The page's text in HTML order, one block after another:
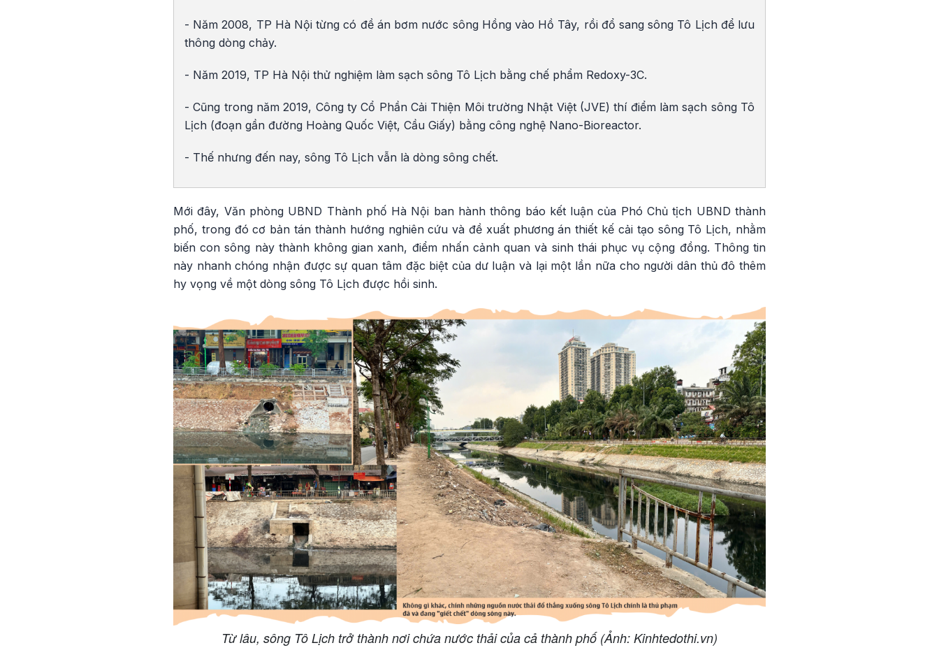
- Năm 2008, TP Hà Nội từng có đề án bơm nước sông Hồng vào Hồ Tây, rồi đổ sang sông Tô Lịch để lưu
thông dòng chảy.
- Năm 2019, TP Hà Nội thử nghiệm làm sạch sông Tô Lịch bằng chế phẩm Redoxy-3C.
- Cũng trong năm 2019, Công ty Cổ Phần Cải Thiện Môi trường Nhật Việt (JVE) thí điểm làm sạch sông Tô
Lịch (đoạn gần đường Hoàng Quốc Việt, Cầu Giấy) bằng công nghệ Nano-Bioreactor.
- Thế nhưng đến nay, sông Tô Lịch vẫn là dòng sông chết.
Mới đây, Văn phòng UBND Thành phố Hà Nội ban hành thông báo kết luận của Phó Chủ tịch UBND thành
phố, trong đó cơ bản tán thành hướng nghiên cứu và đề xuất phương án thiết kế cải tạo sông Tô Lịch, nhằm
biến con sông này thành không gian xanh, điểm nhấn cảnh quan và sinh thái phục vụ cộng đồng. Thông tin
này nhanh chóng nhận được sự quan tâm đặc biệt của dư luận và lại một lần nữa cho người dân thủ đô thêm
hy vọng về một dòng sông Tô Lịch được hồi sinh.
Từ lâu, sông Tô Lịch trở thành nơi chứa nước thải của cả thành phố (Ảnh: Kinhtedothi.vn)